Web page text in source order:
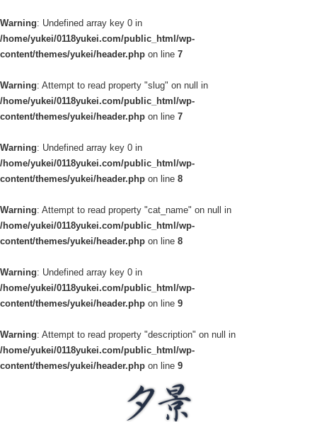
Warning: Undefined array key 0 in
/home/yukei/0118yukei.com/public_html/wp-
content/themes/yukei/header.php on line 7
Warning: Attempt to read property "slug" on null in
/home/yukei/0118yukei.com/public_html/wp-
content/themes/yukei/header.php on line 7
Warning: Undefined array key 0 in
/home/yukei/0118yukei.com/public_html/wp-
content/themes/yukei/header.php on line 8
Warning: Attempt to read property "cat_name" on null in
/home/yukei/0118yukei.com/public_html/wp-
content/themes/yukei/header.php on line 8
Warning: Undefined array key 0 in
/home/yukei/0118yukei.com/public_html/wp-
content/themes/yukei/header.php on line 9
Warning: Attempt to read property "description" on null in
/home/yukei/0118yukei.com/public_html/wp-
content/themes/yukei/header.php on line 9